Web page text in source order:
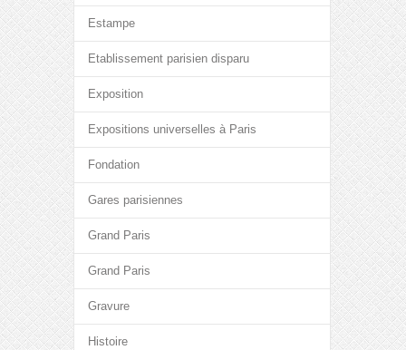
Estampe
Etablissement parisien disparu
Exposition
Expositions universelles à Paris
Fondation
Gares parisiennes
Grand Paris
Grand Paris
Gravure
Histoire